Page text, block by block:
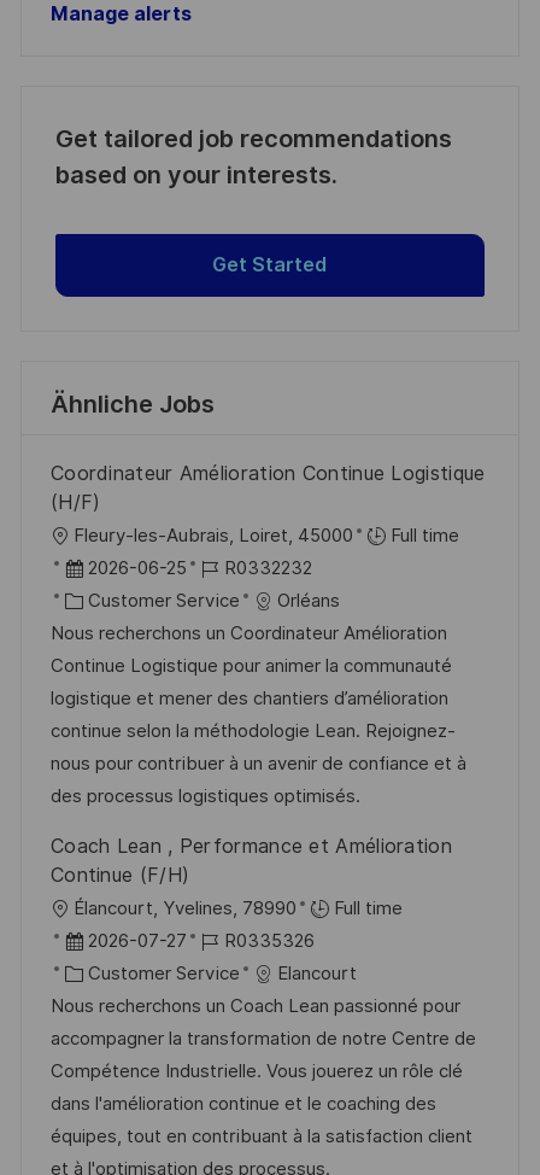
Manage alerts
Get tailored job recommendations
based on your interests.
Get Started
Ähnliche Jobs
Coordinateur Amélioration Continue Logistique
(H/F)
O
r
t
Fleury-les-Aubrais, Loiret, 45000
Full time
D
a
t
u
m
d
e
r
e
f
2026-06-25
J
o
b
-
I
D
R0332232
K
a
t
e
g
o
r
e
Customer Service
Orléans
Nous recherchons un Coordinateur Amélioration
Continue Logistique pour animer la communauté
logistique et mener des chantiers d’amélioration
continue selon la méthodologie Lean. Rejoignez-
nous pour contribuer à un avenir de confiance et à
des processus logistiques optimisés.
Coach Lean , Performance et Amélioration
Continue (F/H)
O
r
t
Élancourt, Yvelines, 78990
Full time
D
a
t
u
m
d
e
r
2026-07-27
J
o
b
-
I
D
R0335326
K
a
t
e
g
o
r
Customer Service
Elancourt
Nous recherchons un Coach Lean passionné pour
accompagner la transformation de notre Centre de
Compétence Industrielle. Vous jouerez un rôle clé
dans l'amélioration continue et le coaching des
équipes, tout en contribuant à la satisfaction client
et à l'optimisation des processus.